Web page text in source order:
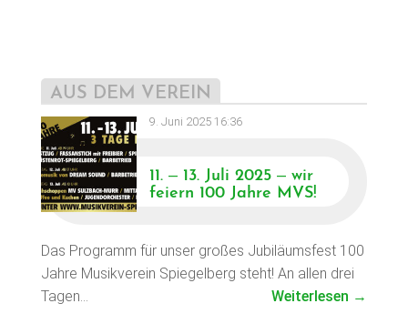
AUS DEM VEREIN
9. Juni 2025 16:36
11. – 13. Juli 2025 – wir
feiern 100 Jahre MVS!
Das Programm für unser großes Jubiläumsfest 100
Jahre Musikverein Spiegelberg steht! An allen drei
Tagen…
Weiterlesen →